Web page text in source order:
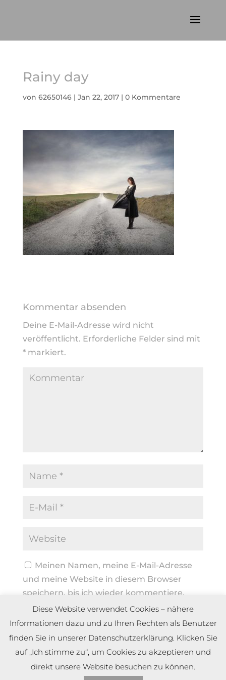
Rainy day
von 62650146| Jan 22, 2017| 0 Kommentare
Kommentar absenden
Deine E-Mail-Adresse wird nicht
veröffentlicht. Erforderliche Felder sind mit
*markiert.
Meinen Namen, meine E-Mail-Adresse
und meine Website in diesem Browser
speichern, bis ich wieder kommentiere.
Diese Website verwendet Cookies – nähere
Informationen dazu und zu Ihren Rechten als Benutzer
finden Sie in unserer Datenschutzerklärung. Klicken Sie
auf „Ich stimme zu“, um Cookies zu akzeptieren und
direkt unsere Website besuchen zu können.